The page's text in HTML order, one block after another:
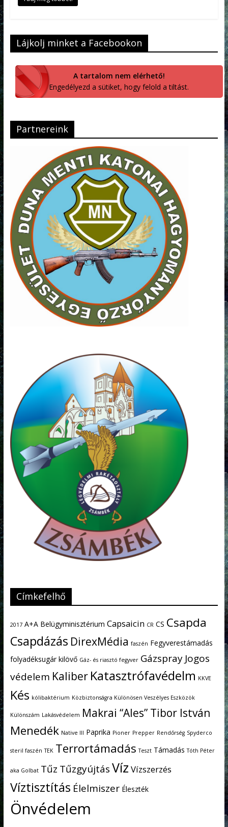
Lájkolj minket a Facebookon
A tartalom nem elérhető!
Engedélyezd a sütiket, hogy felold a tiltást.
Partnereink
Címkefelhő
2017 A+A Belügyminisztérium Capsaicin CR CS Csapda
Csapdázás DirexMédia faszén Fegyverestámadás
folyadéksugár kilövő Gáz- és riasztó fegyver Gázspray Jogos
védelem Kaliber Katasztrófavédelm KKVE
Kés kólibaktérium Közbiztonságra Különösen Veszélyes Eszközök
Különszám Lakásvédelem Makrai “Ales” Tibor István
Menedék Native III Paprika Pioner Prepper Rendőrség Spyderco
steril faszén TEK Terrortámadás Teszt Támadás Tóth Péter
aka Golbat Tűz TűzgyújtásVíz Vízszerzés
Víztisztítás Élelmiszer Éleszték
Önvédelem